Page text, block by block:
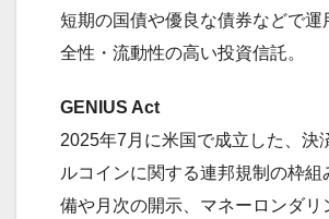
短期の国債や優良な債券などで運
全性・流動性の高い投資信託。
GENIUS Act
2025年7月に米国で成立した、決
ルコインに関する連邦規制の枠組
備や月次の開示、マネーロンダリ